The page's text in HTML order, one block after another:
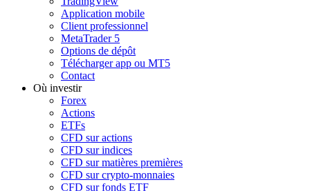
Application mobile
Client professionnel
MetaTrader 5
Options de dépôt
Télécharger app ou MT5
Contact
Où investir
Forex
Actions
ETFs
CFD sur actions
CFD sur indices
CFD sur matières premières
CFD sur crypto-monnaies
CFD sur fonds ETF